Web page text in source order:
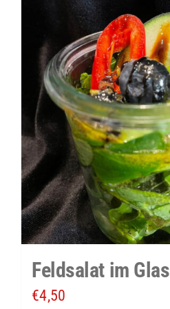
Feldsalat im Glas
€4,50